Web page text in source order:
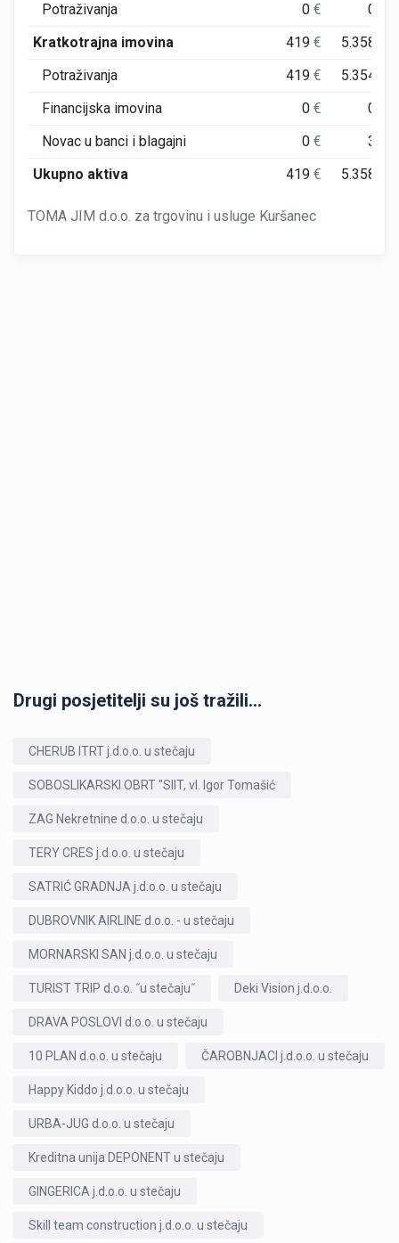
Potraživanja
0€ 0
Kratkotrajna imovina
419€ 5.358
Potraživanja
419€ 5.354
Financijska imovina
0€ 0
Novac u banci i blagajni
0€ 3
Ukupno aktiva
419€ 5.358
TOMA JIM d.o.o. za trgovinu i usluge Kuršanec
Drugi posjetitelji su još tražili...
CHERUB ITRT j.d.o.o. u stečaju
SOBOSLIKARSKI OBRT "SIIT, vl. Igor Tomašić
ZAG Nekretnine d.o.o. u stečaju
TERY CRES j.d.o.o. u stečaju
SATRIĆ GRADNJA j.d.o.o. u stečaju
DUBROVNIK AIRLINE d.o.o. - u stečaju
MORNARSKI SAN j.d.o.o. u stečaju
TURIST TRIP d.o.o. ˝u stečaju˝ Deki Vision j.d.o.o.
DRAVA POSLOVI d.o.o. u stečaju
10 PLAN d.o.o. u stečaju ČAROBNJACI j.d.o.o. u stečaju
Happy Kiddo j.d.o.o. u stečaju
URBA-JUG d.o.o. u stečaju
Kreditna unija DEPONENT u stečaju
GINGERICA j.d.o.o. u stečaju
Skill team construction j.d.o.o. u stečaju